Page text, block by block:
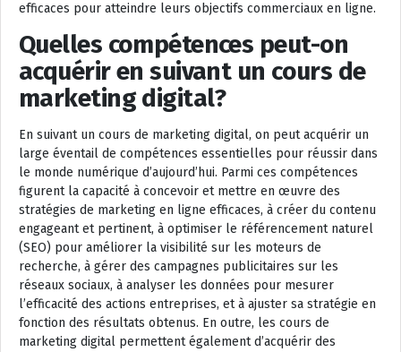
efficaces pour atteindre leurs objectifs commerciaux en ligne.
Quelles compétences peut-on
acquérir en suivant un cours de
marketing digital?
En suivant un cours de marketing digital, on peut acquérir un
large éventail de compétences essentielles pour réussir dans
le monde numérique d’aujourd’hui. Parmi ces compétences
figurent la capacité à concevoir et mettre en œuvre des
stratégies de marketing en ligne efficaces, à créer du contenu
engageant et pertinent, à optimiser le référencement naturel
(SEO) pour améliorer la visibilité sur les moteurs de
recherche, à gérer des campagnes publicitaires sur les
réseaux sociaux, à analyser les données pour mesurer
l’efficacité des actions entreprises, et à ajuster sa stratégie en
fonction des résultats obtenus. En outre, les cours de
marketing digital permettent également d’acquérir des